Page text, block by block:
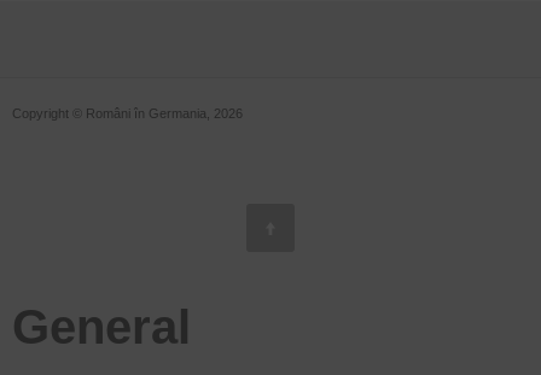
Copyright © Români în Germania, 2026
General